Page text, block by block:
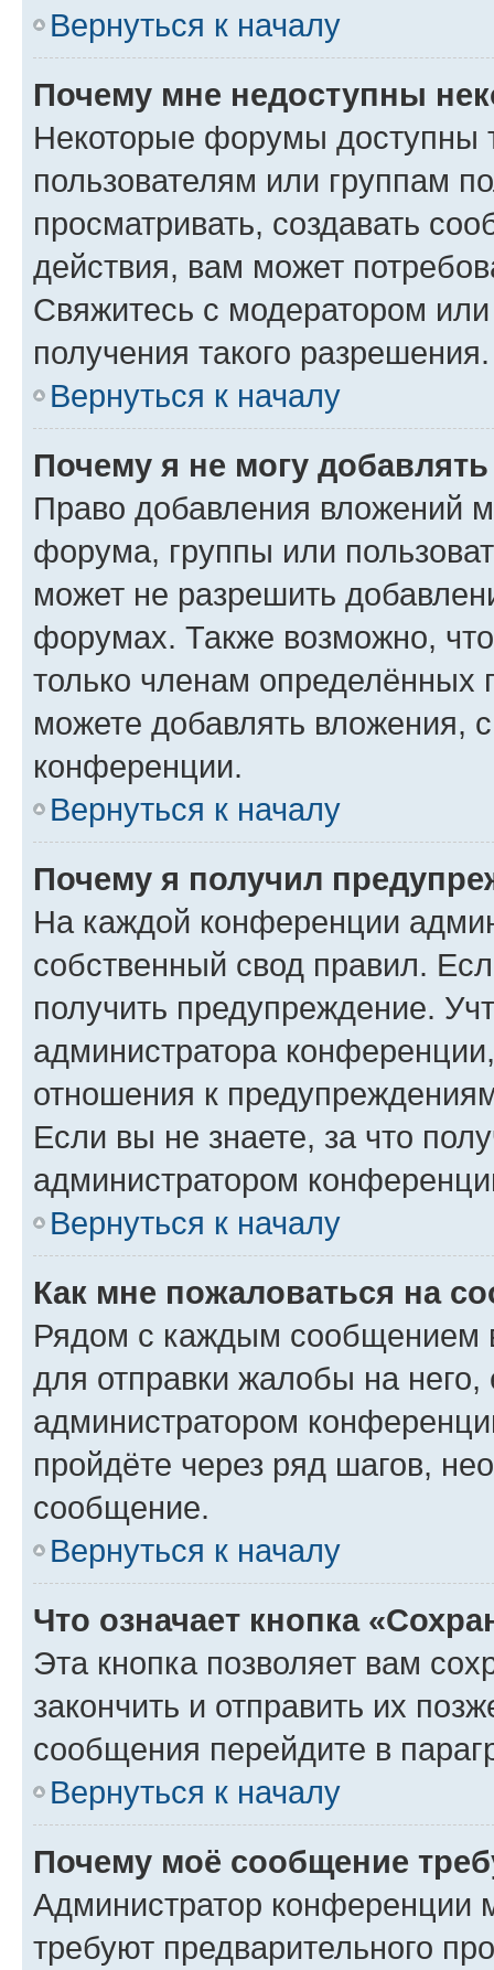
Вернуться к началу
Почему мне недоступны
Некоторые форумы доступны
пользователям или группам
просматривать, создавать
действия, вам может
Свяжитесь с модератором
получения такого разрешения.
Вернуться к началу
Почему я не могу
Право добавления вложений
форума, группы или
может не разрешить
форумах. Также возможно,
только членам определённых
можете добавлять вложения,
конференции.
Вернуться к началу
Почему я получил
На каждой конференции
собственный свод правил.
получить предупреждение.
администратора
отношения к
Если вы не знаете, за что
администратором
Вернуться к началу
Как мне пожаловаться на
Рядом с каждым сообщением
для отправки жалобы на
администратором
пройдёте через ряд шагов,
сообщение.
Вернуться к началу
Что означает кнопка
Эта кнопка позволяет вам
закончить и отправить их
сообщения перейдите в
Вернуться к началу
Почему моё сообщение
Администратор конференции
требуют предварительного